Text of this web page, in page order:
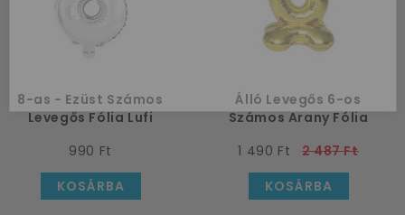
8-as - Ezüst Számos
Levegős Fólia Lufi
990 Ft
KOSÁRBA
Álló Levegős 6-os
Számos Arany Fólia
1 490 Ft
2 487 Ft
KOSÁRBA
kuponnal.